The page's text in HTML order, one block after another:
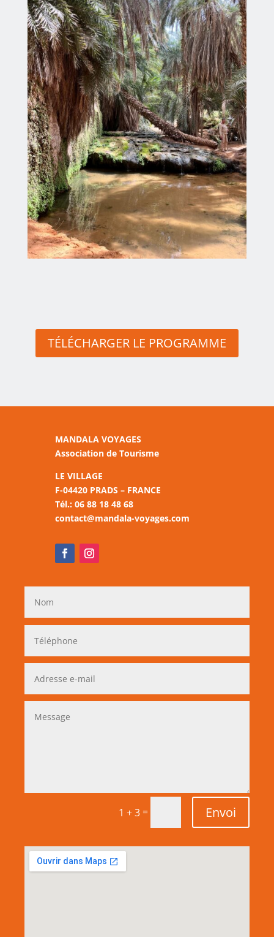
TÉLÉCHARGER LE PROGRAMME
MANDALA VOYAGES
Association de Tourisme
LE VILLAGE
F-04420 PRADS – FRANCE
Tél.: 06 88 18 48 68
contact@mandala-voyages.com
1 + 3 = Envoi